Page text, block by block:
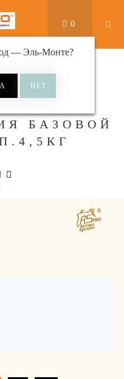
— Эль-Монте?
0
SIRO
ДЛЯ
БАЗОВОЙ